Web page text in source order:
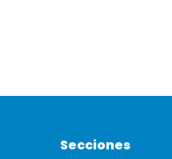
Secciones